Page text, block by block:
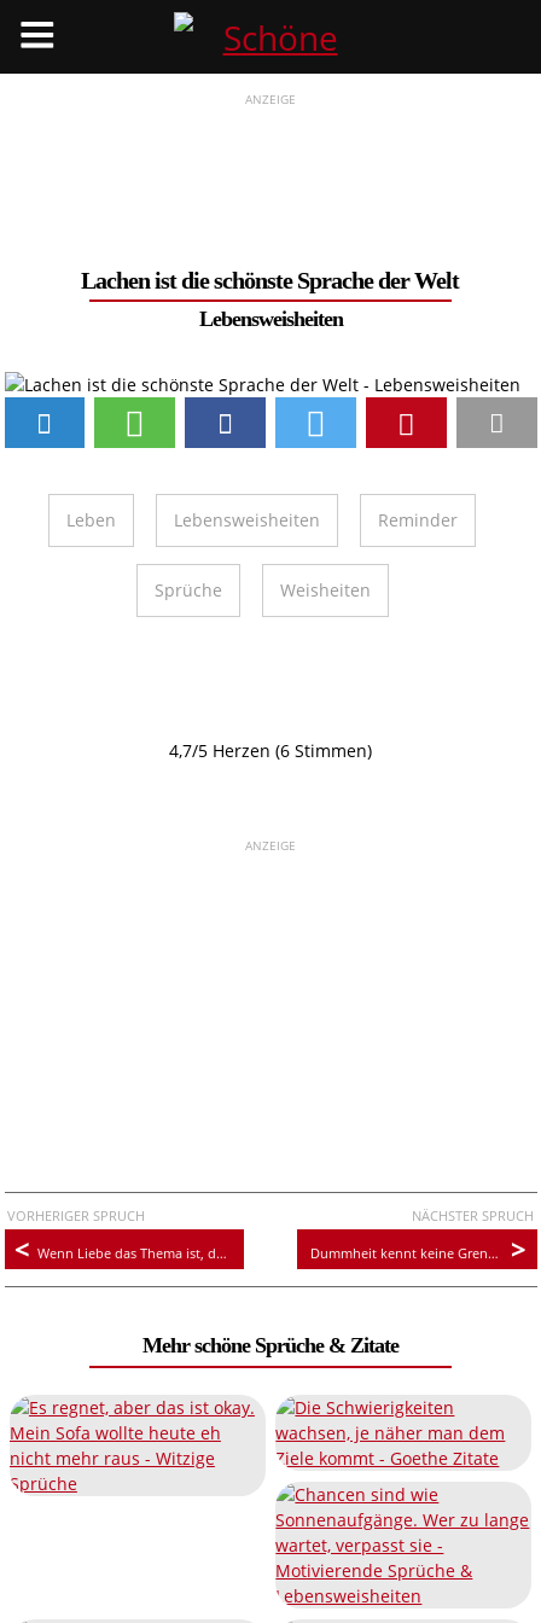
ANZEIGE
Lachen ist die schönste Sprache der Welt
Lebensweisheiten
Leben Lebensweisheiten Reminder
Sprüche Weisheiten
4,7/5 Herzen (6 Stimmen)
ANZEIGE
VORHERIGER SPRUCH
Wenn Liebe das Thema ist, denke ich nur an dich
NÄCHSTER SPRUCH
Dummheit kennt keine Grenzen, aber verdammt viele Leute
Mehr schöne Sprüche & Zitate